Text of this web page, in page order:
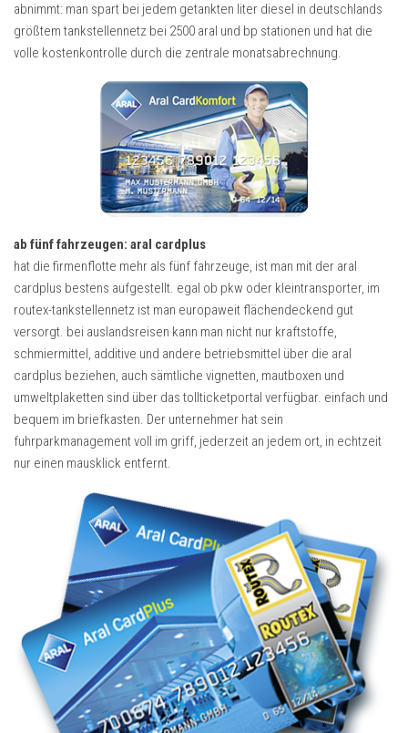
abnimmt: man spart bei jedem getankten liter diesel in deutschlands
größtem tankstellennetz bei 2500 aral und bp stationen und hat die
volle kostenkontrolle durch die zentrale monatsabrechnung.
ab fünf fahrzeugen: aral cardplus
hat die firmenflotte mehr als fünf fahrzeuge, ist man mit der aral
cardplus bestens aufgestellt. egal ob pkw oder kleintransporter, im
routex-tankstellennetz ist man europaweit flächendeckend gut
versorgt. bei auslandsreisen kann man nicht nur kraftstoffe,
schmiermittel, additive und andere betriebsmittel über die aral
cardplus beziehen, auch sämtliche vignetten, mautboxen und
umweltplaketten sind über das tollticketportal verfügbar. einfach und
bequem im briefkasten. Der unternehmer hat sein
fuhrparkmanagement voll im griff, jederzeit an jedem ort, in echtzeit
nur einen mausklick entfernt.